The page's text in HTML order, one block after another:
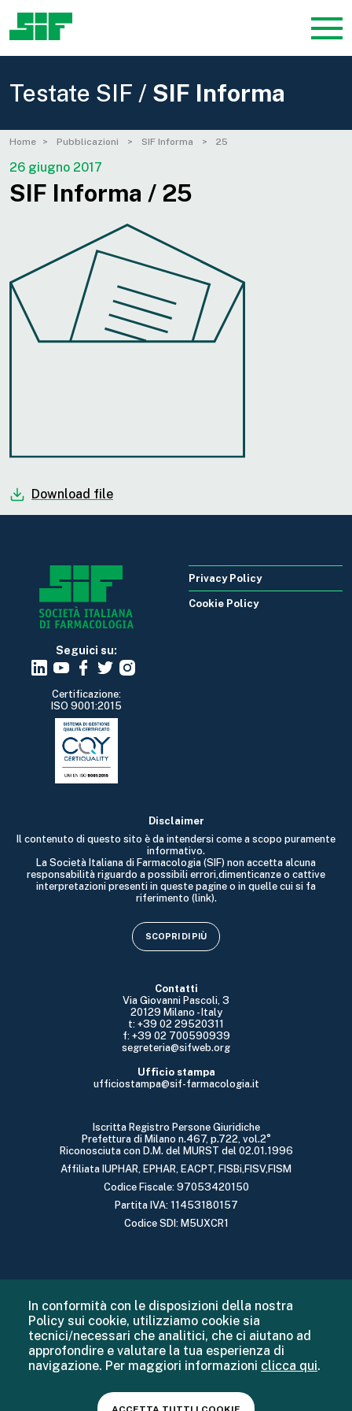
Testate SIF / SIF Informa
Home Pubblicazioni SIF Informa 25
26 giugno 2017
SIF Informa / 25
Download file
Seguici su:
Certificazione:
ISO 9001:2015
Contatti
Via Giovanni Pascoli, 3
20129 Milano - Italy
t: +39 02 29520311
f: +39 02 700590939
segreteria@sifweb.org
Ufficio stampa
ufficiostampa@sif-farmacologia.it
Iscritta Registro Persone Giuridiche
Prefettura di Milano n.467, p.722, vol.2°
Riconosciuta con D.M. del MURST del 02.01.1996
Affiliata IUPHAR, EPHAR, EACPT, FISBi,FISV,FISM
Codice Fiscale: 97053420150
Partita IVA: 11453180157
Codice SDI: M5UXCR1
Disclaimer
Il contenuto di questo sito è da intendersi come a scopo puramente
informativo.
La Società Italiana di Farmacologia (SIF) non accetta alcuna
responsabilità riguardo a possibili errori,dimenticanze o cattive
interpretazioni presenti in queste pagine o in quelle cui si fa
riferimento (link).
SCOPRI DI PIÙ
Privacy Policy
Cookie Policy
In conformità con le disposizioni della nostra
Policy sui cookie, utilizziamo cookie sia
tecnici/necessari che analitici, che ci aiutano ad
approfondire e valutare la tua esperienza di
navigazione. Per maggiori informazioni clicca qui.